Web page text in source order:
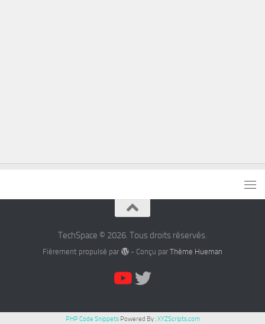
TechSpace © 2026. Tous droits réservés.
Fièrement propulsé par - Conçu par Thème Hueman
PHP Code SnippetsPowered By :XYZScripts.com